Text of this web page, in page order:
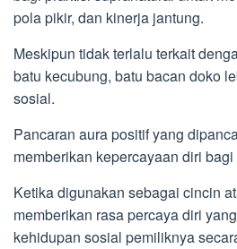
pola pikir, dan kinerja jantung.
Meskipun tidak terlalu terkait
batu kecubung, batu bacan doko
sosial.
Pancaran aura positif yang
memberikan kepercayaan diri
Ketika digunakan sebagai cincin
memberikan rasa percaya diri
kehidupan sosial pemiliknya